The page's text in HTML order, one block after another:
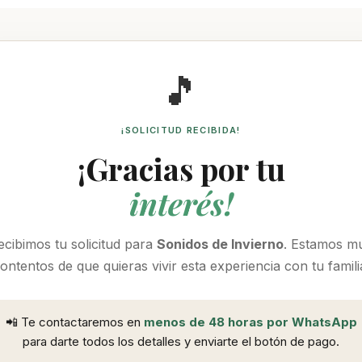
🎵
¡SOLICITUD RECIBIDA!
¡Gracias por tu
interés!
tu solicitud para Sonidos de Invierno. Estamos
de que quieras vivir esta experiencia con tu
📲 Te contactaremos en menos de 48 horas por WhatsApp
para darte todos los detalles y enviarte el botón de pago.